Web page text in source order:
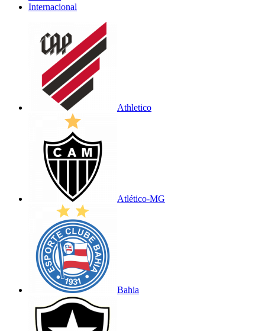
Internacional
Athletico
Atlético-MG
Bahia